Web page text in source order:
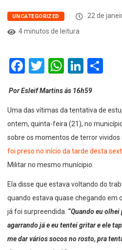
UNCATEGORIZED
22 de
4 minutos de leitura
Facebook
Twitter
Por Esleif Martins ás 16h59
Uma das vítimas da tentativa de
ontem, quinta-feira (21), no
sobre os momentos de terror vividos
foi preso no início da tarde desta
Militar no mesmo munícipio.
Ela disse que estava voltando do
quando estava quase chegando em
já foi surpreendida. “Quando eu
agarrando já e eu tentei gritar e ele
me dar vários socos no rosto, pra